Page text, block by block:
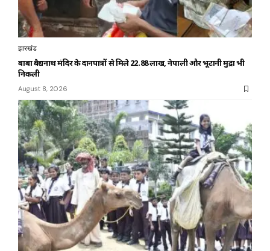
झारखंड
बाबा बैद्यनाथ मंदिर के दानपात्रों से मिले ₹22.88 लाख, नेपाली और भूटानी मुद्रा भी
निकली
August 8, 2026